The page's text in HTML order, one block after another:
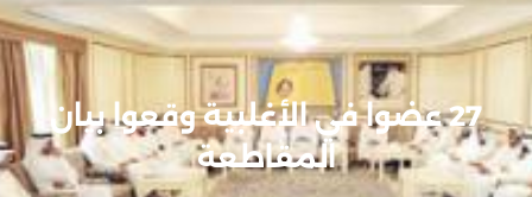
27 عضوا في الأغلبية وقعوا بيان
المقاطعة